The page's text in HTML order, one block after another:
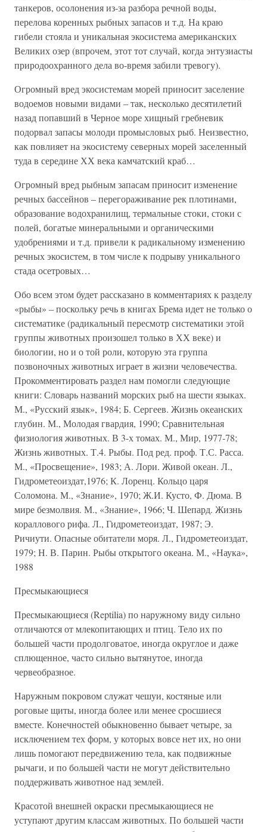
танкеров, осолонения из-за разбора речной воды,
перелова коренных рыбных запасов и т.д. На краю
гибели стояла и уникальная экосистема американских
Великих озер (впрочем, этот тот случай, когда энтузиасты
природоохранного дела во-время забили тревогу).
Огромный вред экосистемам морей приносит заселение
водоемов новыми видами – так, несколько десятилетий
назад попавший в Черное море хищный гребневик
подорвал запасы молоди промысловых рыб. Неизвестно,
как повлияет на экосистему северных морей заселенный
туда в середине ХХ века камчатский краб…
Огромный вред рыбным запасам приносит изменение
речных бассейнов – перегораживание рек плотинами,
образование водохранилищ, термальные стоки, стоки с
полей, богатые минеральными и органическими
удобрениями и т.д. привели к радикальному изменению
речных экосистем, в том числе к подрыву уникального
стада осетровых…
Обо всем этом будет рассказано в комментариях к разделу
«рыбы» – поскольку речь в книгах Брема идет не только о
систематике (радикальный пересмотр систематики этой
группы животных произошел только в ХХ веке) и
биологии, но и о той роли, которую эта группа
позвоночных животных играет в жизни человечества.
Прокомментировать раздел нам помогли следующие
книги: Словарь названий морских рыб на шести языках.
М., «Русский язык», 1984; Б. Сергеев. Жизнь океанских
глубин. М., Молодая гвардия, 1990; Сравнительная
физиология животных. В 3-х томах. М., Мир, 1977-78;
Жизнь животных. Т.4. Рыбы. Под ред. проф. Т.С. Расса.
М., «Просвещение», 1983; А. Лори. Живой океан. Л.,
Гидрометеоиздат,1976; К. Лоренц. Кольцо царя
Соломона. М., «Знание», 1970; Ж.И. Кусто, Ф. Дюма. В
мире безмолвия. М., «Знание», 1966; Ч. Шепард. Жизнь
кораллового рифа. Л., Гидрометеоиздат, 1987; Э.
Ричиути. Опасные обитатели моря. Л., Гидрометеоиздат,
1979; Н. В. Парин. Рыбы открытого океана. М., «Наука»,
1988
Пресмыкающиеся
Пресмыкающиеся (Reptilia) по наружному виду сильно
отличаются от млекопитающих и птиц. Тело их по
большей части продолговатое, иногда округлое и даже
сплющенное, часто сильно вытянутое, иногда
червеобразное.
Наружным покровом служат чешуи, костяные или
роговые щиты, иногда более или менее сросшиеся
вместе. Конечностей обыкновенно бывает четыре, за
исключением тех форм, у которых вовсе нет их, но они
лишь помогают передвижению тела, как подвижные
рычаги, и по большей части не могут действительно
поддерживать животное над землей.
Красотой внешней окраски пресмыкающиеся не
уступают другим классам животных. По большей части